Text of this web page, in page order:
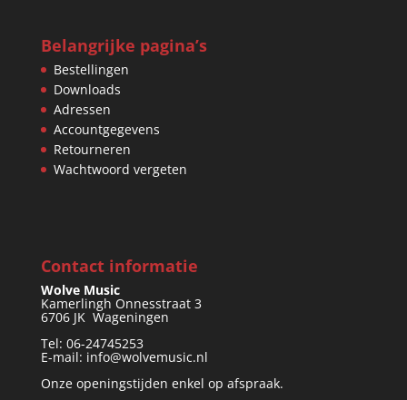
Belangrijke pagina’s
Bestellingen
Downloads
Adressen
Accountgegevens
Retourneren
Wachtwoord vergeten
Contact informatie
Wolve Music
Kamerlingh Onnesstraat 3
6706 JK Wageningen
Tel: 06-24745253
E-mail: info@wolvemusic.nl
Onze openingstijden enkel op afspraak.